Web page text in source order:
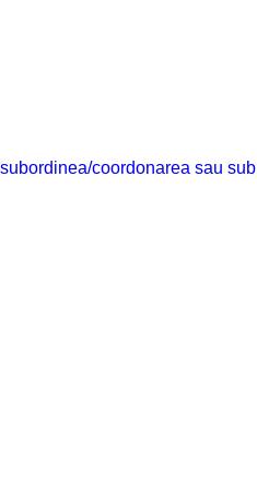
coordonarea sau sub